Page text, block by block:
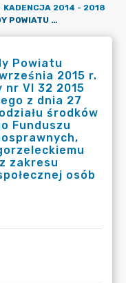
KADENCJA 2014 - 2018
UCHWAŁA NR XI 72 2015 RADY POWIATU ZGORZELECKIEGO Z DNIA 24 WRZEŚNIA 2015 R. W SPRAWIE ZMIANY UCHWAŁY NR VI 32 2015 RADY POWIATU ZGORZELECKIEGO Z DNIA 27 MARCA 2015 R. W SPRAWIE PODZIAŁU ŚRODKÓW FINANSOWYCH PAŃSTWOWEGO FUNDUSZU REHABILITACJI OSÓB NIEPEŁNOSPRAWNYCH, PRZYZNANYCH POWIATOWI ZGORZELECKIEMU NA POSZCZEGÓLNE ZADANIA Z ZAKRESU REHABILITACJI ZAWODOWEJ I SPOŁECZNEJ OSÓB NIEPEŁNOSPRAWNYCH.
Powiatu
2015 r.
nr VI 32 2015
z dnia 27
środków
Funduszu
zakresu
osób